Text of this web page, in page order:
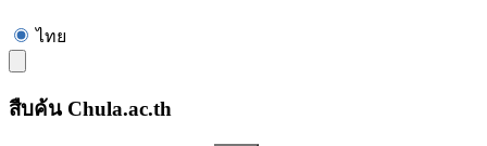
ไทย
สืบค้น Chula.ac.th